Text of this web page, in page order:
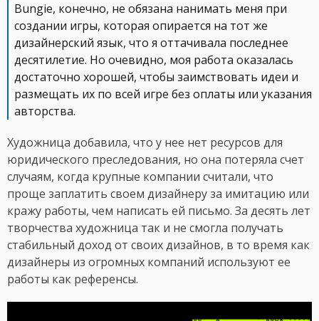
Bungie, конечно, не обязана нанимать меня при
создании игры, которая опирается на тот же
дизайнерский язык, что я оттачивала последнее
десятилетие. Но очевидно, моя работа оказалась
достаточно хорошей, чтобы заимствовать идеи и
размещать их по всей игре без оплаты или указания
авторства.
Художница добавила, что у нее нет ресурсов для
юридического преследования, но она потеряла счет
случаям, когда крупные компании считали, что
проще заплатить своем дизайнеру за имитацию или
кражу работы, чем написать ей письмо. За десять лет
творчества художница так и не смогла получать
стабильный доход от своих дизайнов, в то время как
дизайнеры из огромных компаний используют ее
работы как референсы.